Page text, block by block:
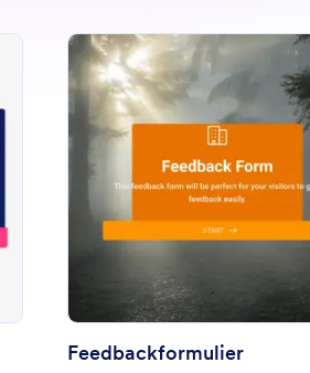
Voorbeeld :
Feedbackformulier